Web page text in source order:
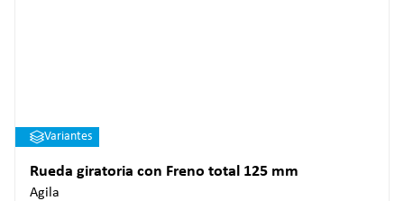
Variantes
Rueda giratoria con Freno total 125 mm
Agila